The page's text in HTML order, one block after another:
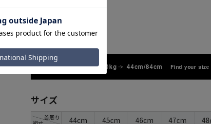
ホワイト
173cm / 70kg 44cm/84cm Find your size
サイズ
首周り 44cm 45cm 46cm 47cm